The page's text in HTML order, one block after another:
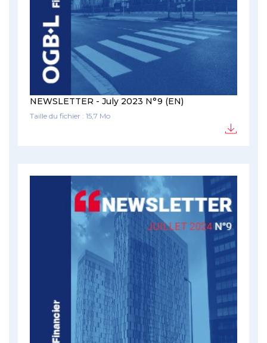
NEWSLETTER - July 2023 N°9 (EN)
Taille du fichier : 15,7 Mo